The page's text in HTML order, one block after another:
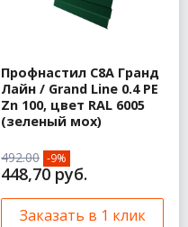
Профнастил С8A Гранд
Лайн / Grand Line 0.4 PE
Zn 100, цвет RAL 6005
(зеленый мох)
492.00 -9%
448,70 руб.
Заказать в 1 клик